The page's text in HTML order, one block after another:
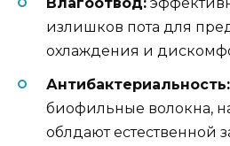
излишков пота для
охлаждения и
Антибактериальность:
биофильные волокна,
облдают естественной